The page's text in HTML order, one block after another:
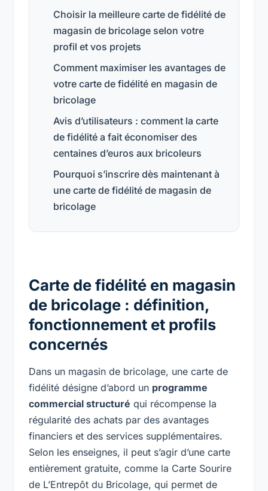
Choisir la meilleure carte de fidélité de
magasin de bricolage selon votre
profil et vos projets
Comment maximiser les avantages de
votre carte de fidélité en magasin de
bricolage
Avis d’utilisateurs : comment la carte
de fidélité a fait économiser des
centaines d’euros aux bricoleurs
Pourquoi s’inscrire dès maintenant à
une carte de fidélité de magasin de
bricolage
Carte de fidélité en magasin
de bricolage : définition,
fonctionnement et profils
concernés
Dans un magasin de bricolage, une carte de
fidélité désigne d’abord un programme
commercial structuré qui récompense la
régularité des achats par des avantages
financiers et des services supplémentaires.
Selon les enseignes, il peut s’agir d’une carte
entièrement gratuite, comme la Carte Sourire
de L’Entrepôt du Bricolage, qui permet de